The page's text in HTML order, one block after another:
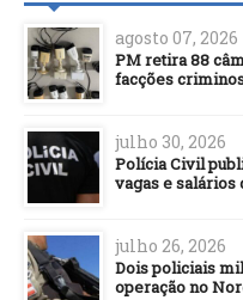
agosto 07, 2026
PM retira 88
facções
julho 30, 2026
Polícia Civil
vagas e salários
julho 26, 2026
Dois policiais
operação no